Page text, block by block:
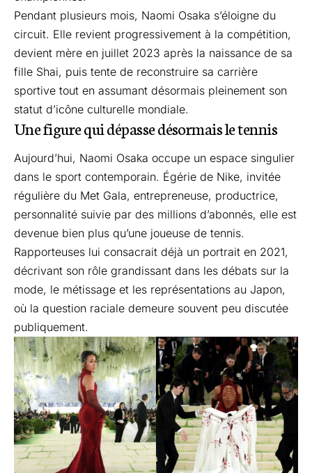
Pendant plusieurs mois, Naomi Osaka s’éloigne du
circuit. Elle revient progressivement à la compétition,
devient mère en juillet 2023 après la naissance de sa
fille Shai, puis tente de reconstruire sa carrière
sportive tout en assumant désormais pleinement son
statut d’icône culturelle mondiale.
Une figure qui dépasse désormais le tennis
Aujourd’hui, Naomi Osaka occupe un espace singulier
dans le sport contemporain. Égérie de Nike, invitée
régulière du Met Gala, entrepreneuse, productrice,
personnalité suivie par des millions d’abonnés, elle est
devenue bien plus qu’une joueuse de tennis.
Rapporteuses lui consacrait déjà un portrait en 2021,
décrivant son rôle grandissant dans les débats sur la
mode, le métissage et les représentations au Japon,
où la question raciale demeure souvent peu discutée
publiquement.